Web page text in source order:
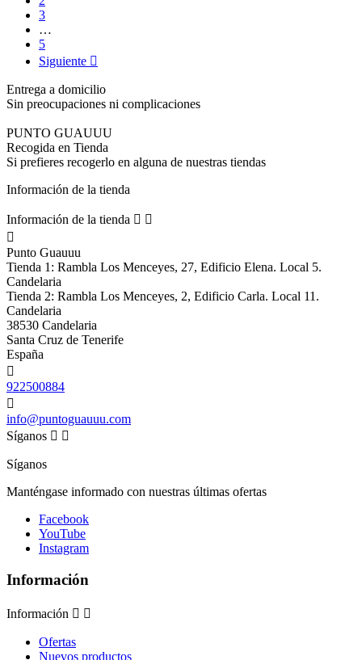
3
…
5
Siguiente 
Entrega a domicilio
Sin preocupaciones ni complicaciones
PUNTO GUAUUU
Recogida en Tienda
Si prefieres recogerlo en alguna de nuestras tiendas
Información de la tienda
Información de la tienda  

Punto Guauuu
Tienda 1: Rambla Los Menceyes, 27, Edificio Elena. Local 5.
Candelaria
Tienda 2: Rambla Los Menceyes, 2, Edificio Carla. Local 11.
Candelaria
38530 Candelaria
Santa Cruz de Tenerife
España

922500884

info@puntoguauuu.com
Síganos  
Síganos
Manténgase informado con nuestras últimas ofertas
Facebook
YouTube
Instagram
Información
Información  
Ofertas
Nuevos productos